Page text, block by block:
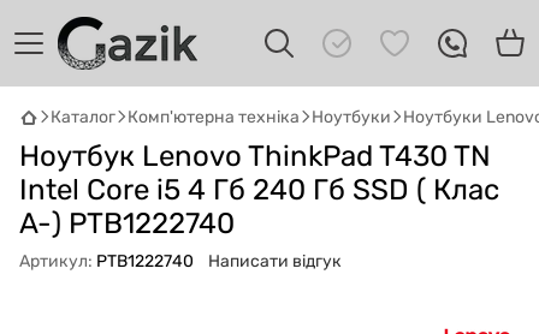
Каталог Комп'ютерна техніка Ноутбуки Ноутбуки
Ноутбук Lenovo ThinkPad T430 TN
Intel Core i5 4 Гб 240 Гб SSD ( Клас
A-) PTB1222740
Артикул: PTB1222740 Написати відгук
GAZIK AI
Онлайн · пошук техніки
підібрати вживану комп'ютерну техніку.